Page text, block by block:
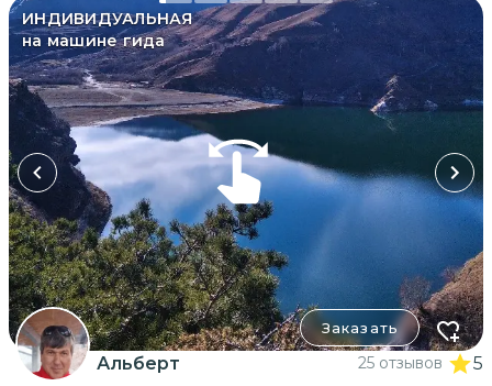
ИНДИВИДУАЛЬНАЯ
на машине гида
Заказать
Альберт 25 отзывов 5